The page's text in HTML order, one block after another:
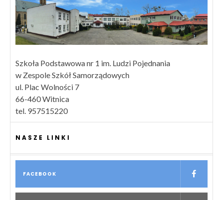
Szkoła Podstawowa nr 1 im. Ludzi Pojednania
w Zespole Szkół Samorządowych
ul. Plac Wolności 7
66-460 Witnica
tel. 957515220
NASZE LINKI
FACEBOOK